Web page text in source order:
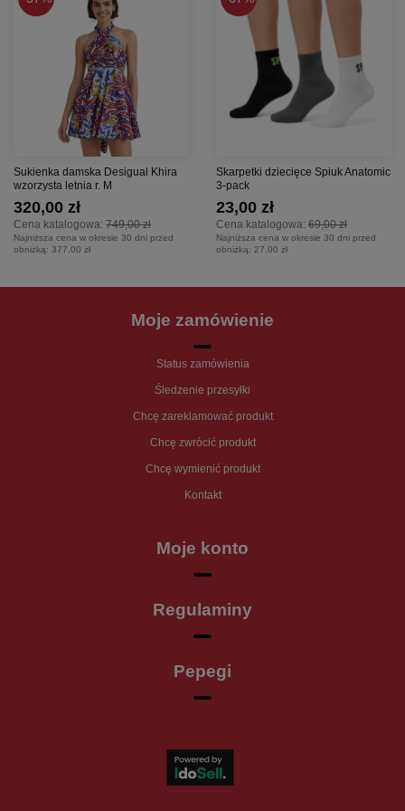
Sukienka damska Desigual Khira
wzorzysta letnia r. M
Cena katalogowa: 749,00 zł
320,00 zł
Najniższa cena w okresie 30 dni przed
obniżką: 377,00 zł
Skarpetki dziecięce Spiuk Anatomic
3-pack
Cena katalogowa: 69,00 zł
23,00 zł
Najniższa cena w okresie 30 dni przed
obniżką: 27,00 zł
Moje zamówienie
Status zamówienia
Śledzenie przesyłki
Chcę zareklamować produkt
Chcę zwrócić produkt
Chcę wymienić produkt
Kontakt
Moje konto
Regulaminy
Pepegi